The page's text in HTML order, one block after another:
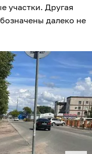
участки. Другая
далеко не